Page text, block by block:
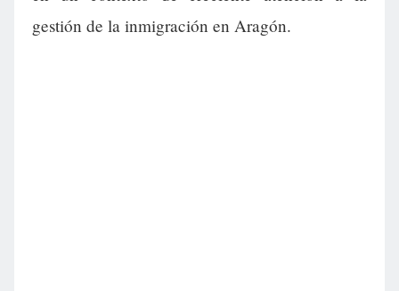
gestión de la inmigración en Aragón.